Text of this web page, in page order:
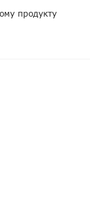
продукту